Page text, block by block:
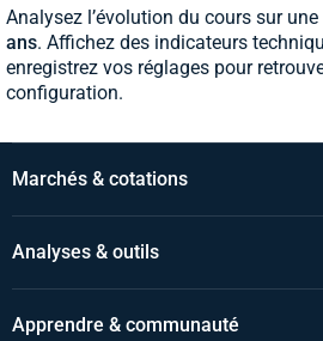
Analysez l’évolution du cours sur
ans. Affichez des indicateurs
enregistrez vos réglages pour
configuration.
Marchés & cotations
Analyses & outils
Apprendre & communauté